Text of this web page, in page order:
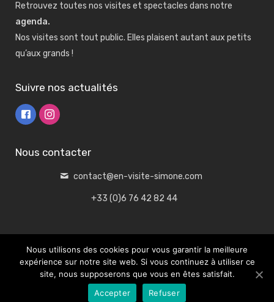
Retrouvez toutes nos visites et spectacles dans notre
agenda.
Nos visites sont tout public. Elles plaisent autant aux petits
qu’aux grands !
Suivre nos actualités
Nous contacter
contact@en-visite-simone.com
+33 (0)6 76 42 82 44
Creatink Premium WordPress Theme by TommusRhodus
Nous utilisons des cookies pour vous garantir la meilleure
expérience sur notre site web. Si vous continuez à utiliser ce
site, nous supposerons que vous en êtes satisfait.
Accepter
Refuser